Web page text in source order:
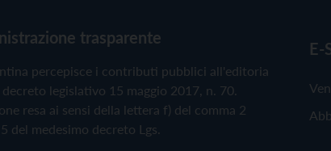
trasparente
percepisce i contributi pubblici all'editoria
legislativo 15 maggio 2017, n. 70.
resa ai sensi della lettera f) del comma 2
del medesimo decreto Lgs.
E-